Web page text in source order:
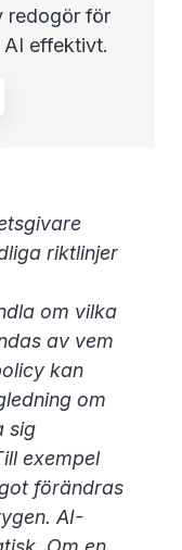
redogör för
AI effektivt.
riktlinjer
om vilka
av vem
kan
om
sig
exempel
förändras
AI-